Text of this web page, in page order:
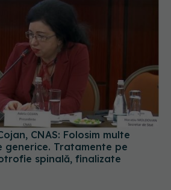
generice. Tratamente pe
spinală, finalizate